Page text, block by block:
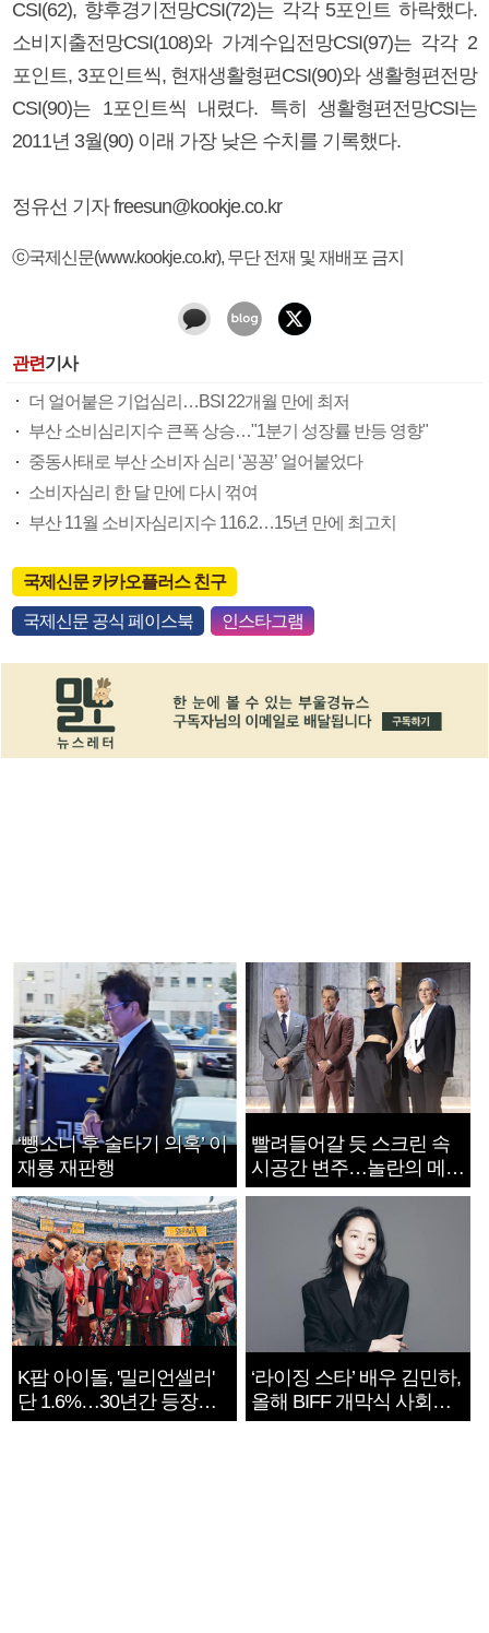
CSI(62), 향후경기전망CSI(72)는 각각 5포인트 하락했다.
소비지출전망CSI(108)와 가계수입전망CSI(97)는 각각 2
포인트, 3포인트씩, 현재생활형편CSI(90)와 생활형편전망
CSI(90)는 1포인트씩 내렸다. 특히 생활형편전망CSI는
2011년 3월(90) 이래 가장 낮은 수치를 기록했다.
정유선 기자 freesun@kookje.co.kr
ⓒ국제신문(www.kookje.co.kr), 무단 전재 및 재배포 금지
관련기사
더 얼어붙은 기업심리…BSI 22개월 만에 최저
부산 소비심리지수 큰폭 상승…"1분기 성장률 반등 영향"
중동사태로 부산 소비자 심리 ‘꽁꽁’ 얼어붙었다
소비자심리 한 달 만에 다시 꺾여
부산 11월 소비자심리지수 116.2…15년 만에 최고치
국제신문 카카오플러스 친구
국제신문 공식 페이스북 인스타그램
‘뺑소니 후 술타기 의혹’ 이
재룡 재판행
빨려들어갈 듯 스크린 속
시공간 변주…놀란의 메시
지는 ‘전쟁 속죄’
K팝 아이돌, '밀리언셀러'
단 1.6%…30년간 등장
1182개팀 전수조사
‘라이징 스타’ 배우 김민하,
올해 BIFF 개막식 사회자
확정